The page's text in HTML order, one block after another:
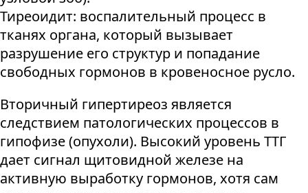
Тиреоидит: воспалительный процесс в
тканях органа, который вызывает
разрушение его структур и попадание
свободных гормонов в кровеносное русло.
Вторичный гипертиреоз является
следствием патологических процессов в
гипофизе (опухоли). Высокий уровень ТТГ
дает сигнал щитовидной железе на
активную выработку гормонов, хотя сам